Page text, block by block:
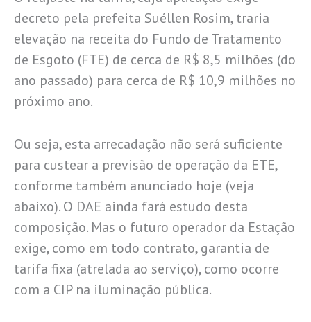
decreto pela prefeita Suéllen Rosim, traria
elevação na receita do Fundo de Tratamento
de Esgoto (FTE) de cerca de R$ 8,5 milhões (do
ano passado) para cerca de R$ 10,9 milhões no
próximo ano.
Ou seja, esta arrecadação não será suficiente
para custear a previsão de operação da ETE,
conforme também anunciado hoje (veja
abaixo). O DAE ainda fará estudo desta
composição. Mas o futuro operador da Estação
exige, como em todo contrato, garantia de
tarifa fixa (atrelada ao serviço), como ocorre
com a CIP na iluminação pública.